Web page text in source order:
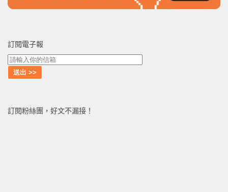
訂閱電子報
訂閱粉絲團，好文不漏接！